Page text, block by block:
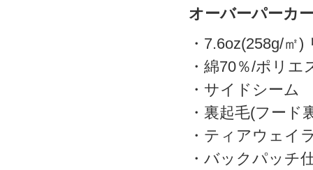
オーバーパー
・7.6oz(258g/㎡
・綿70％/ポリエ
・サイドシーム
・裏起毛(フード
・ティアウェイ
・バックパッチ